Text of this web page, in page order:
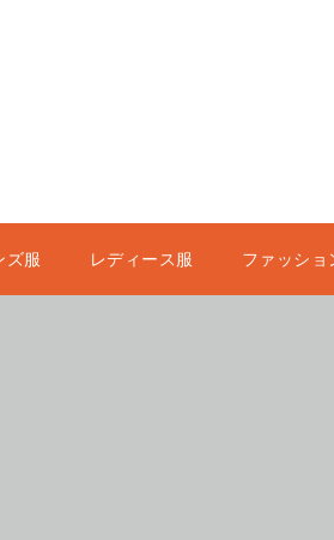
ズ服 レディース服 ファッショ